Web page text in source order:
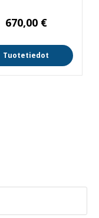
670,00 €
Tuotetiedot